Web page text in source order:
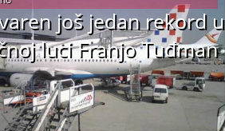
još jedan rekord u
luci Franjo Tuđman